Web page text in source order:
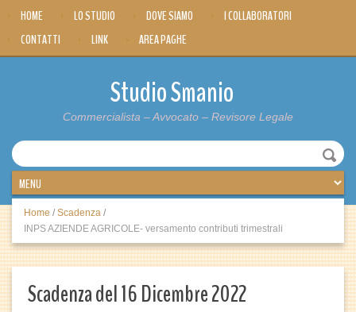
HOME LO STUDIO DOVE SIAMO
I COLLABORATORI
CONTATTI
LINK AREA PAGHE
Studio Smanio
Commercialista – Avvocato – Revisore Legale
Home / Scadenza /
INPS AZIENDE AGRICOLE- versamento contributi trimestrali
Scadenza del 16 Dicembre 2022